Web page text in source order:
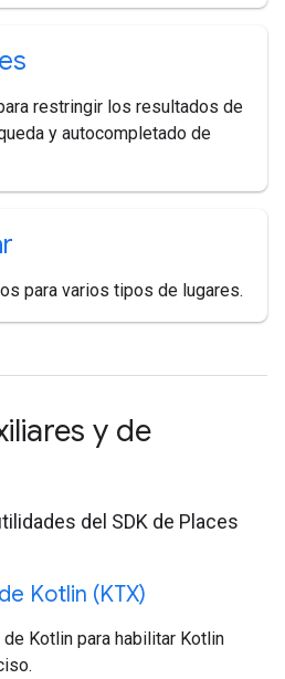
restringir los resultados de
y autocompletado de
para varios tipos de lugares.
y de
del SDK de Places
Kotlin (KTX)
Kotlin para habilitar Kotlin